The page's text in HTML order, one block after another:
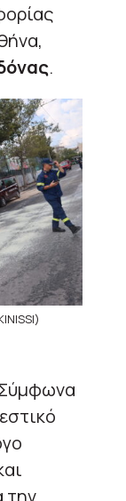
.
την